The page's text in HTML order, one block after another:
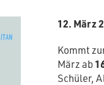
12. März
Kommt
März ab
Schüler,